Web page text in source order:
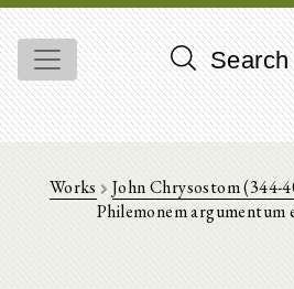
Search
Works John Chrysostom (344-
Philemonem argumentum